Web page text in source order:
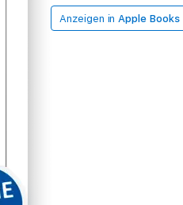
Anzeigen in Apple Books